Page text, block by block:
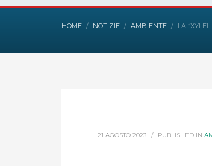
HOME NOTIZIE AMBIENTE LA
21 AGOSTO 2023 / PUBLISHED IN